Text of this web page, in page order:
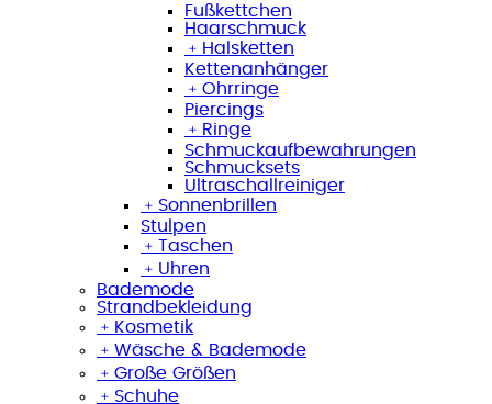
Fußkettchen
Haarschmuck
﹢ Halsketten
Kettenanhänger
﹢ Ohrringe
Piercings
﹢ Ringe
Schmuckaufbewahrungen
Schmucksets
Ultraschallreiniger
﹢ Sonnenbrillen
Stulpen
﹢ Taschen
﹢ Uhren
Bademode
Strandbekleidung
﹢ Kosmetik
﹢ Wäsche & Bademode
﹢ Große Größen
﹢ Schuhe